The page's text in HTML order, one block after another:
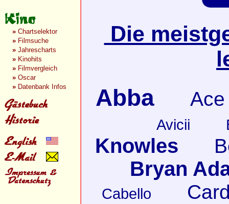
» Chartselektor
» Filmsuche
» Jahrescharts
» Kinohits
» Filmvergleich
» Oscar
» Datenbank Infos
Die
Abba
Avicii
Knowles
Bryan
Cabello